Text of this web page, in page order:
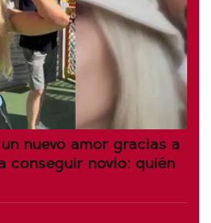
nuevo amor gracias a
conseguir novio: quién